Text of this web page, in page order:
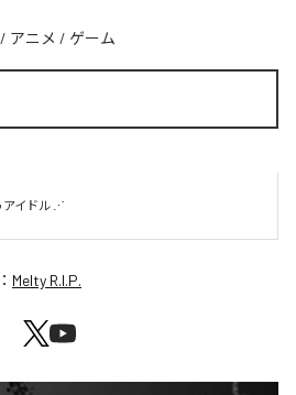
/ アニメ / ゲーム
アイドル ⋰
Melty R.I.P.